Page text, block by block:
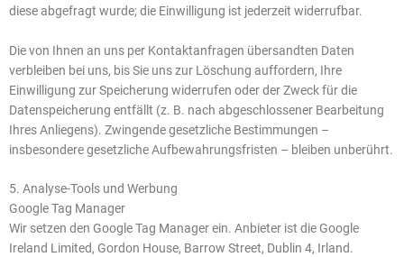
diese abgefragt wurde; die Einwilligung ist jederzeit widerrufbar.
Die von Ihnen an uns per Kontaktanfragen übersandten Daten
verbleiben bei uns, bis Sie uns zur Löschung auffordern, Ihre
Einwilligung zur Speicherung widerrufen oder der Zweck für die
Datenspeicherung entfällt (z. B. nach abgeschlossener Bearbeitung
Ihres Anliegens). Zwingende gesetzliche Bestimmungen –
insbesondere gesetzliche Aufbewahrungsfristen – bleiben unberührt.
5. Analyse-Tools und Werbung
Google Tag Manager
Wir setzen den Google Tag Manager ein. Anbieter ist die Google
Ireland Limited, Gordon House, Barrow Street, Dublin 4, Irland.